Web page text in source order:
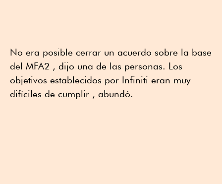
No era posible cerrar un acuerdo sobre la base
del MFA2 , dijo una de las personas. Los
objetivos establecidos por Infiniti eran muy
difíciles de cumplir , abundó.